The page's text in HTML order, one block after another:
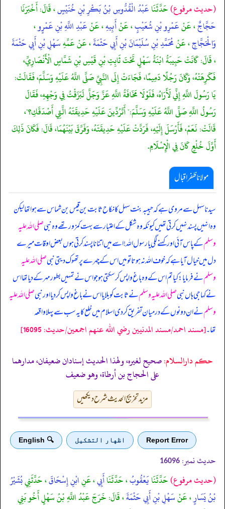
(حديث مرفوع)حَدَّثَنَاعَبْدُ الْقُدُّوسِ بْنُ بَكْرِ بْنِ خُنَيْسٍ، قَالَ: أَخْبَرَنَا
حَجَّاجٌ، عَنْعَمْرِو بْنِ شُعَيْبٍ، عَنْأَبِيهِ، عَنْعَبْدِ اللَّهِ بْنِ عَمْرٍو،
وَالْحَجَّاجِ، عَنْمُحَمَّدِ بْنِ سُلَيْمَانَ بْنِ أَبِي حَثْمَةَ، عَنْ عَمِّهِسَهْلِ بْنِ أَبِي حَثْمَةَ
، قَالَ: كَانَتْ حَبِيبَةُ ابْنَةُ سَهْلٍ تَحْتَ ثَابِتِ بْنِ قَيْسِ بْنِ شَمَّاسٍ الْأَنْصَارِيِّ،
فَكَرِهَتْهُ، وَكَانَ رَجُلًا دَمِيمًا، فَجَاءَتْ إِلَى النَّبِيِّ صَلَّى اللَّهُ عَلَيْهِ وَسَلَّمَ، فَقَالَتْ:
يَا رَسُولَ اللَّهِ إِنِّي لَأَرَاهُ، فَلَوْلَا مَخَافَةُ اللَّهِ عَزَّ وَجَلَّ لَبَزَقْتُ فِي وَجْهِهِ، فَقَالَ
رَسُولُ اللَّهِ صَلَّى اللَّهُ عَلَيْهِ وَسَلَّمَ:" أَتَرُدِّينَ عَلَيْهِ حَدِيقَتَهُ الَّتِي أَصْدَقَكِ؟"،
قَالَتْ: نَعَمْ، فَأَرْسَلَ إِلَيْهِ، فَرَدَّتْ عَلَيْهِ حَدِيقَتَهُ، وَفَرَّقَ بَيْنَهُمَا، قَالَ: فَكَانَ ذَلِكَ
أَوَّلَ خُلْعٍ كَانَ فِي الْإِسْلَامِ.
مولانا ظفر اقبال
سیدنا سہل سے مروی ہے کہ حبیبہ بنت سہل کا نکاح ثابت بن قیس بن شماس سے ہوا تھا لیکن
وہ انہیں پسند نہیں کر تی تھیں کیونکہ وہ شکل کے اعتبار سے بہت کمزور تھے وہ نبیصلی اللہ علیہ
وسلمکے پاس آئی اور کہنے لگی یا رسول اللہ! اسے میں اتنا ناپسند کر تی ہوں بعض اوقات میرے
دل میں خیال آیا ہے کہ خوف اللہ نہ ہوتا تو میں اس کے چہرے پر تھوک دیتی نبیصلی اللہ علیہ
وسلمنے فرمایا: کیا تم اس کے وہ باغ واپس کر سکتی ہو جو اس نے تمہیں بطور مہر کے دیا تھا اس
نے کہا جی ہاں نبیصلی اللہ علیہ وسلمنے ثابت کو بلایا اس نے باغ واپس کر دیا اور نبیصلی اللہ علیہ
وسلمنے ان دونوں کے درمیان تفریق کر دی اسلام میں خلع کا یہ سب سے پہلا واقعہ
تھا۔[مسند احمد/مسند المدنيين رضي الله عنهم اجمعين/حدیث: 16095]
حکم دارالسلام:صحيح لغيره، ولهذا الحديث إسنادان ضعيفان، مدارهما
على الحجاج بن أرطاة، وهو ضعيف
مزید تخریج الحدیث شرح دیکھیں
Report Error اظهار التشكيل 🔍 English
حدیث نمبر: 16096
(حديث مرفوع)حَدَّثَنَايَعْقُوبُ، حَدَّثَنَاأَبِي، عَنِابْنِ إِسْحَاقَ، حَدَّثَنِيبُشَيْرُ
بْنُ يَسَارٍ، عَنْسَهْلِ بْنِ أَبِي حَثْمَةَ، قَالَ: خَرَجَ عَبْدُ اللَّهِ بْنُ سَهْلٍ أَخُو بَنِي